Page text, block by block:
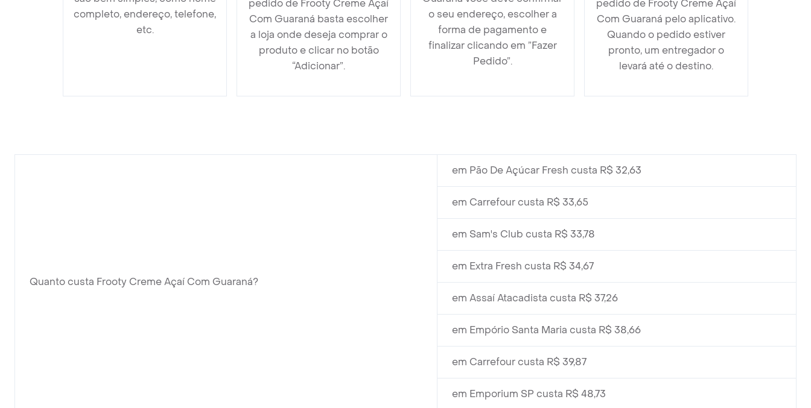
completo, endereço, telefone,
etc.
pedido de Frooty Creme Açaí
Com Guaraná basta escolher
a loja onde deseja comprar o
produto e clicar no botão
“Adicionar”.
o seu endereço, escolher a
forma de pagamento e
finalizar clicando em ”Fazer
Pedido”.
pedido de Frooty Creme Açaí
Com Guaraná pelo aplicativo.
Quando o pedido estiver
pronto, um entregador o
levará até o destino.
Quanto custa Frooty Creme Açaí Com Guaraná?
em Pão De Açúcar Fresh custa R$ 32,63
em Carrefour custa R$ 33,65
em Sam's Club custa R$ 33,78
em Extra Fresh custa R$ 34,67
em Assaí Atacadista custa R$ 37,26
em Empório Santa Maria custa R$ 38,66
em Carrefour custa R$ 39,87
em Emporium SP custa R$ 48,73